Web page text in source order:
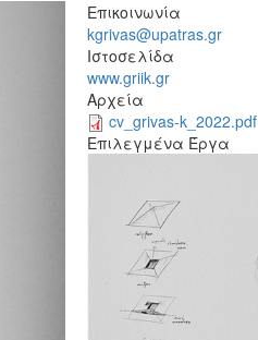
Επικοινωνία
kgrivas@upatras.gr
Ιστοσελίδα
www.griik.gr
Αρχεία
cv_grivas-k_2022.pdf
Επιλεγμένα Έργα